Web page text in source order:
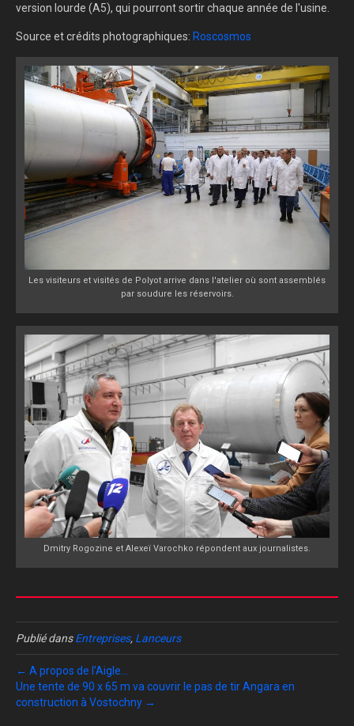
version lourde (A5), qui pourront sortir chaque année de l'usine.
Source et crédits photographiques: Roscosmos
Les visiteurs et visités de Polyot arrive dans l'atelier où sont assemblés
par soudure les réservoirs.
Dmitry Rogozine et Alexeï Varochko répondent aux journalistes.
Publié dansEntreprises, Lanceurs
← A propos de l’Aigle…
Une tente de 90 x 65 m va couvrir le pas de tir Angara en
construction à Vostochny →